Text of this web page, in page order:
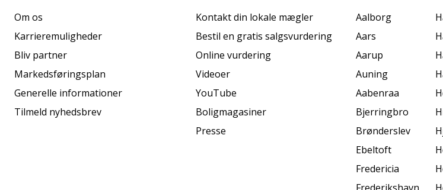
Om os
Karrieremuligheder
Bliv partner
Markedsføringsplan
Generelle informationer
Tilmeld nyhedsbrev
Kontakt din lokale mægler
Bestil en gratis salgsvurdering
Online vurdering
Videoer
YouTube
Boligmagasiner
Presse
Aalborg
Aars
Aarup
Auning
Aabenraa
Bjerringbro
Brønderslev
Ebeltoft
Fredericia